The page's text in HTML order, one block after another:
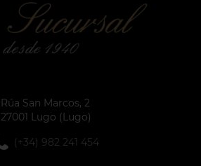
Rúa San Marcos, 2
27001 Lugo (Lugo)
(+34) 982 241 454